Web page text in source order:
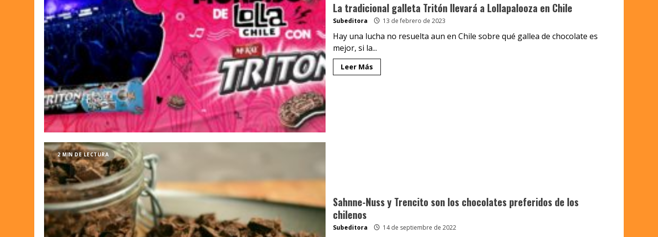
La tradicional galleta Tritón llevará a Lollapalooza en Chile
Subeditora 13 de febrero de 2023
Hay una lucha no resuelta aun en Chile sobre qué gallea de chocolate es
mejor, si la...
Leer Más
2 MIN DE LECTURA
Sahnne-Nuss y Trencito son los chocolates preferidos de los
chilenos
Subeditora 14 de septiembre de 2022